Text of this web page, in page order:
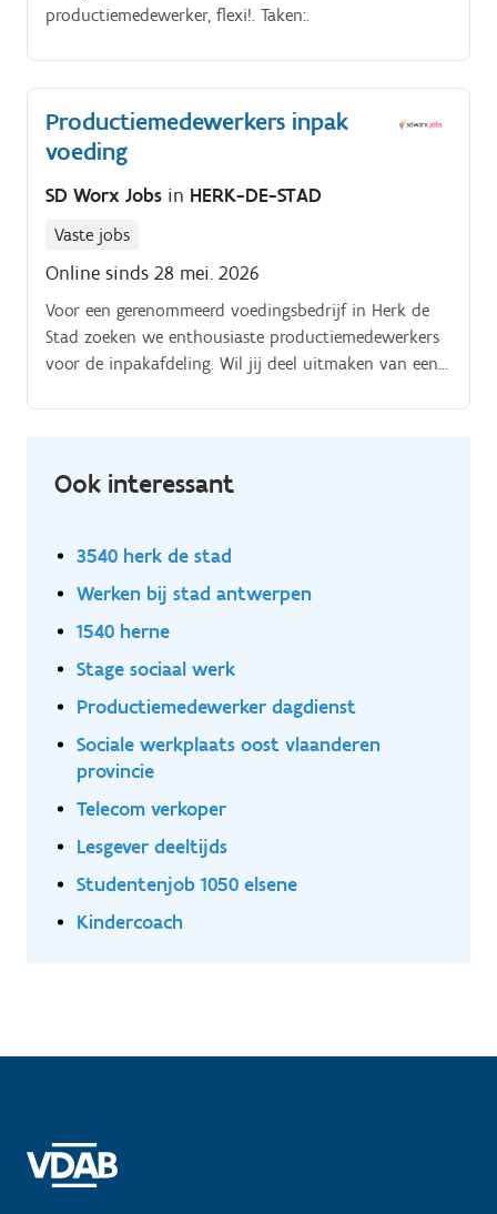
productiemedewerker, flexi!. Taken:.
Productiemedewerkers inpak
voeding
SD Worx Jobs in HERK-DE-STAD
Vaste jobs
Online sinds 28 mei. 2026
Voor een gerenommeerd voedingsbedrijf in Herk de
Stad zoeken we enthousiaste productiemedewerkers
voor de inpakafdeling. Wil jij deel uitmaken van een
Ook interessant
3540 herk de stad
Werken bij stad antwerpen
1540 herne
Stage sociaal werk
Productiemedewerker dagdienst
Sociale werkplaats oost vlaanderen
provincie
Telecom verkoper
Lesgever deeltijds
Studentenjob 1050 elsene
Kindercoach